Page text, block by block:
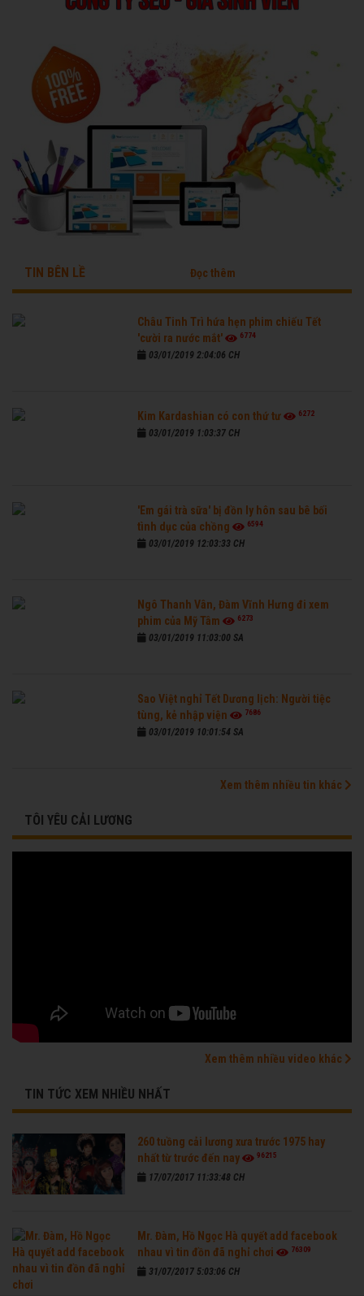
TIN BÊN LỀ Đọc thêm
Châu Tinh Trì hứa hẹn phim chiếu Tết
'cười ra nước mắt'
6774
03/01/2019 2:04:06 CH
Kim Kardashian có con thứ tư 6272
03/01/2019 1:03:37 CH
'Em gái trà sữa' bị đồn ly hôn sau bê bối
tình dục của chồng
6594
03/01/2019 12:03:33 CH
Ngô Thanh Vân, Đàm Vĩnh Hưng đi xem
phim của Mỹ Tâm
6273
03/01/2019 11:03:00 SA
Sao Việt nghỉ Tết Dương lịch: Người tiệc
tùng, kẻ nhập viện
7686
03/01/2019 10:01:54 SA
Xem thêm nhiều tin khác
TÔI YÊU CẢI LƯƠNG
Xem thêm nhiều video khác
TIN TỨC XEM NHIỀU NHẤT
260 tuồng cải lương xưa trước 1975 hay
nhất từ trước đến nay
96215
17/07/2017 11:33:48 CH
Mr. Đàm, Hồ Ngọc Hà quyết add facebook
nhau vì tin đồn đã nghỉ chơi
76309
31/07/2017 5:03:06 CH